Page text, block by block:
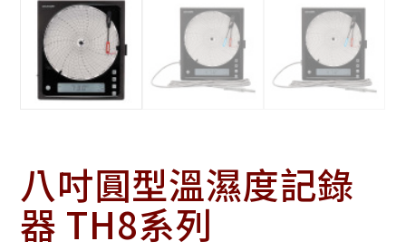
八吋圓型溫濕度記錄
器 TH8系列